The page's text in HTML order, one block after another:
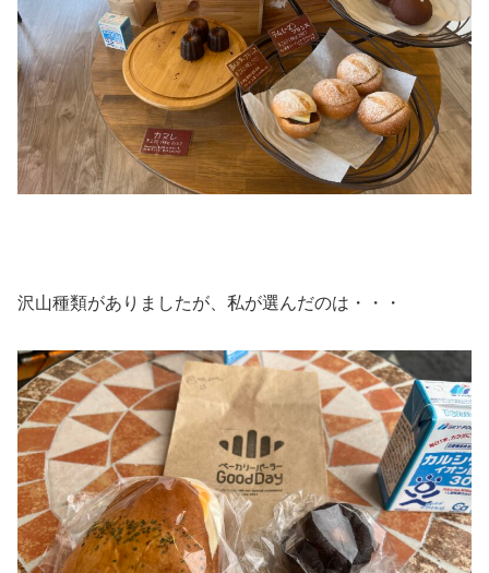
沢山種類がありましたが、私が選んだのは・・・